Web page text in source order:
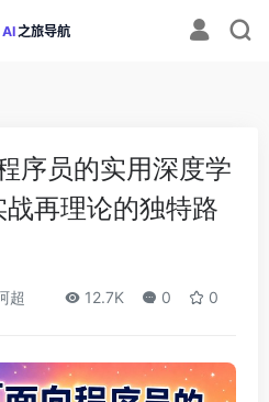
序员的实用深度学
再理论的独特路
超 12.7K 0 0